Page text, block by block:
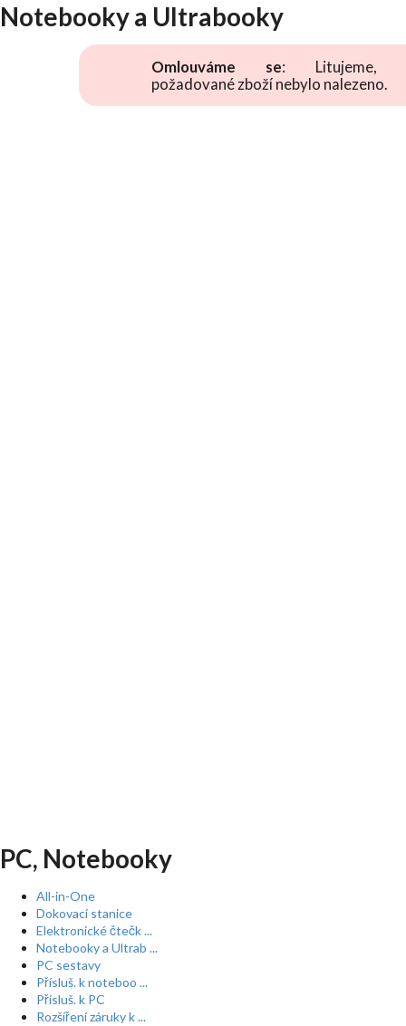
Notebooky a Ultrabooky
Omlouváme se: Litujeme,
požadované zboží nebylo nalezeno.
PC, Notebooky
All-in-One
Dokovací stanice
Elektronické čtečk ...
Notebooky a Ultrab ...
PC sestavy
Přísluš. k noteboo ...
Přísluš. k PC
Rozšíření záruky k ...